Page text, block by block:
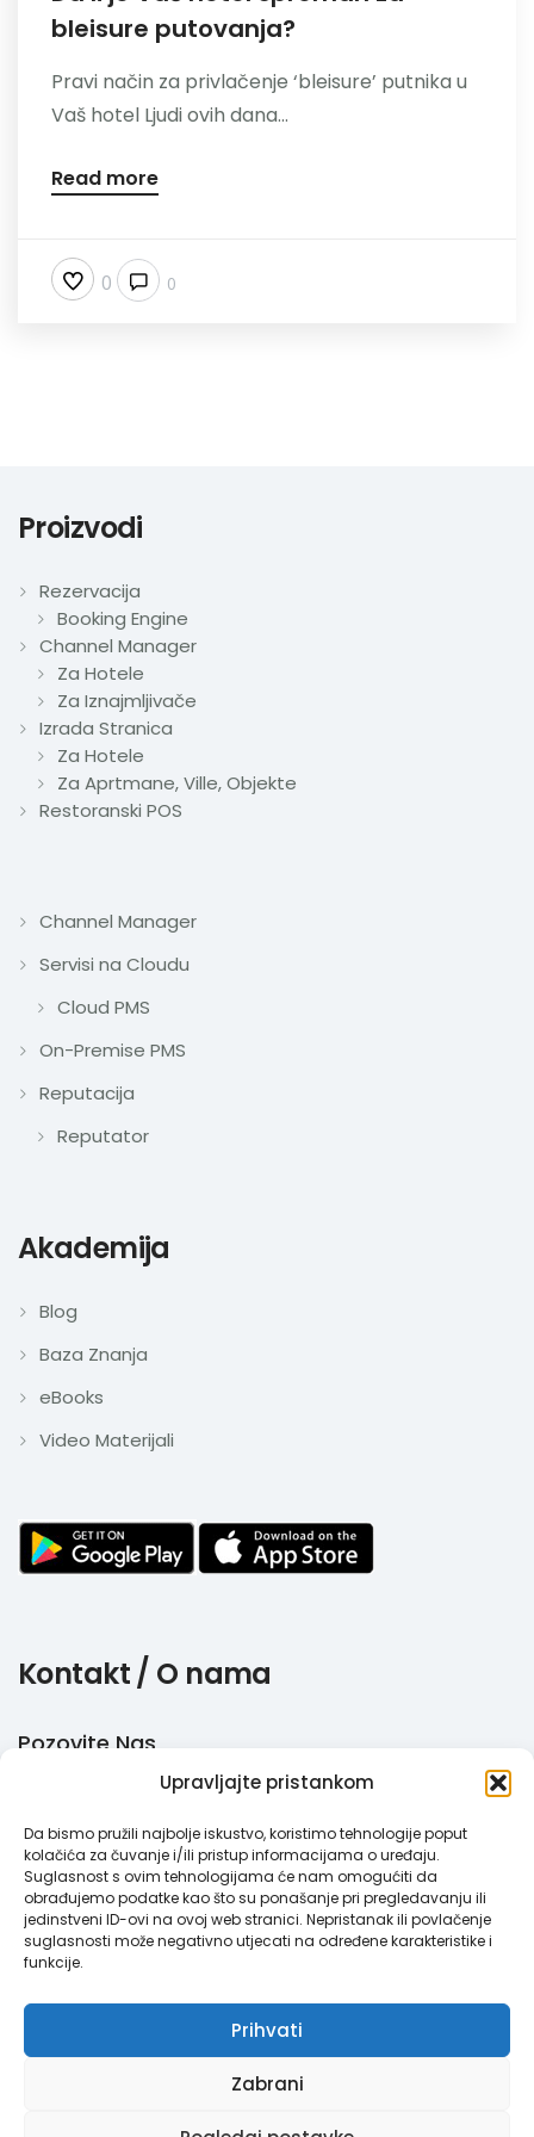
Upravljajte pristankom
Da bismo pružili najbolje iskustvo, koristimo tehnologije poput
kolačića za čuvanje i/ili pristup informacijama o uređaju.
Suglasnost s ovim tehnologijama će nam omogućiti da
obrađujemo podatke kao što su ponašanje pri pregledavanju ili
jedinstveni ID-ovi na ovoj web stranici. Nepristanak ili povlačenje
suglasnosti može negativno utjecati na određene karakteristike i
funkcije.
Prihvati
Zabrani
Nazovite
bleisure putovanja?
Pravi način za privlačenje ‘bleisure’ putnika u
Vaš hotel Ljudi ovih dana...
Read more
0 0
Proizvodi
Rezervacija
Booking Engine
Channel Manager
Za Hotele
Za Iznajmljivače
Izrada Stranica
Za Hotele
Za Aprtmane, Ville, Objekte
Restoranski POS
Channel Manager
Servisi na Cloudu
Cloud PMS
On-Premise PMS
Reputacija
Reputator
Akademija
Blog
Baza Znanja
eBooks
Video Materijali
Kontakt / O nama
Pozovite Nas
+385 51 770 710
Email
info@megabooker.hr
WhatsApp / Viber